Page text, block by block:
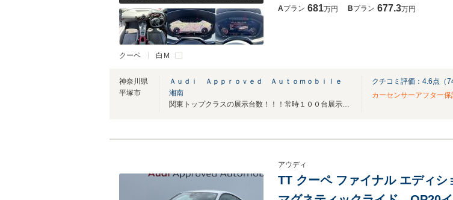
クーペ 白Ｍ
Aプラン 681万円 Bプラン 677.3万円
神奈川県
平塚市
Ａｕｄｉ Ａｐｐｒｏｖｅｄ Ａｕｔｏｍｏｂｉｌｅ
湘南
関東トップクラスの展示台数！！！常時１００台展示中！！！
クチコミ評価： 4.6点（
カーセンサーアフター
アウディ
TT クーペ ファイナル エディション 4WD 限定200台 コンフォートPKG